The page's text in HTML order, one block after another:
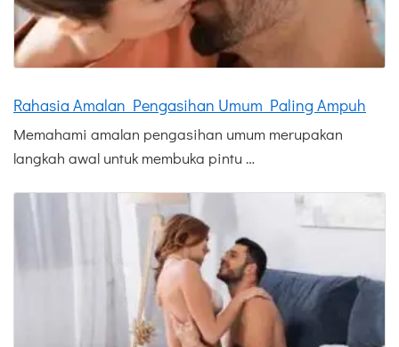
Rahasia Amalan Pengasihan Umum Paling Ampuh
Memahami amalan pengasihan umum merupakan
langkah awal untuk membuka pintu …